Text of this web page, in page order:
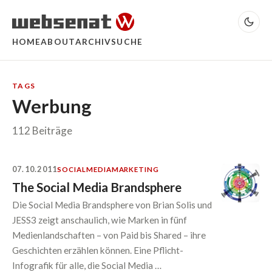
HOMEABOUTARCHIVSUCHE
TAGS
Werbung
112 Beiträge
07.10.2011SOCIALMEDIAMARKETING
The Social Media Brandsphere
Die Social Media Brandsphere von Brian Solis und
JESS3 zeigt anschaulich, wie Marken in fünf
Medienlandschaften – von Paid bis Shared – ihre
Geschichten erzählen können. Eine Pflicht-
Infografik für alle, die Social Media …